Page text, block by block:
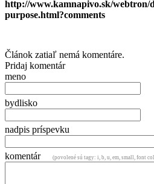
http://www.kamnapivo.sk/webtron/
purpose.html?comments
Článok zatiaľ nemá komentáre.
Pridaj komentár
meno
bydlisko
nadpis príspevku
komentár (povolené sú tagy: i, b, u, em, small, font